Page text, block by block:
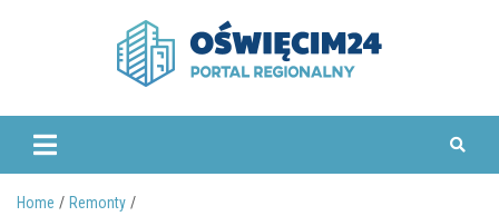
www.oswiecim24.pl
Home
Remonty